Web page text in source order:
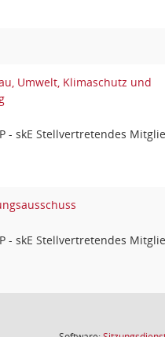
Umwelt, Klimaschutz und
- skE Stellvertretendes
- skE Stellvertretendes